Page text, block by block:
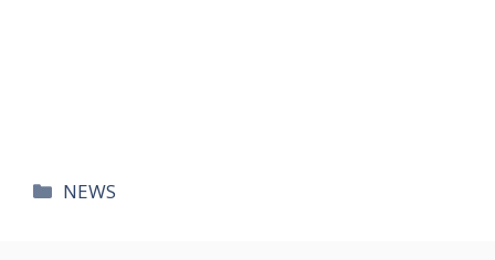
카
NEWS